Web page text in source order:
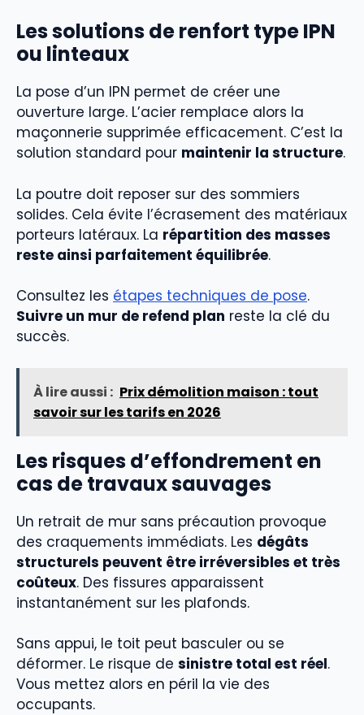
Les solutions de renfort type IPN
ou linteaux
La pose d’un IPN permet de créer une
ouverture large. L’acier remplace alors la
maçonnerie supprimée efficacement. C’est la
solution standard pour maintenir la structure.
La poutre doit reposer sur des sommiers
solides. Cela évite l’écrasement des matériaux
porteurs latéraux. La répartition des masses
reste ainsi parfaitement équilibrée.
Consultez les étapes techniques de pose.
Suivre un mur de refend plan reste la clé du
succès.
À lire aussi : Prix démolition maison : tout
savoir sur les tarifs en 2026
Les risques d’effondrement en
cas de travaux sauvages
Un retrait de mur sans précaution provoque
des craquements immédiats. Les dégâts
structurels peuvent être irréversibles et très
coûteux. Des fissures apparaissent
instantanément sur les plafonds.
Sans appui, le toit peut basculer ou se
déformer. Le risque de sinistre total est réel.
Vous mettez alors en péril la vie des
occupants.